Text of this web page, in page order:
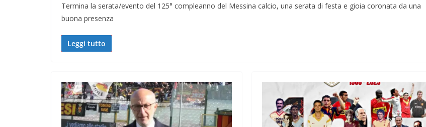
Termina la serata/evento del 125° compleanno del Messina calcio, una serata di festa e gioia coronata da una
buona presenza
Leggi tutto